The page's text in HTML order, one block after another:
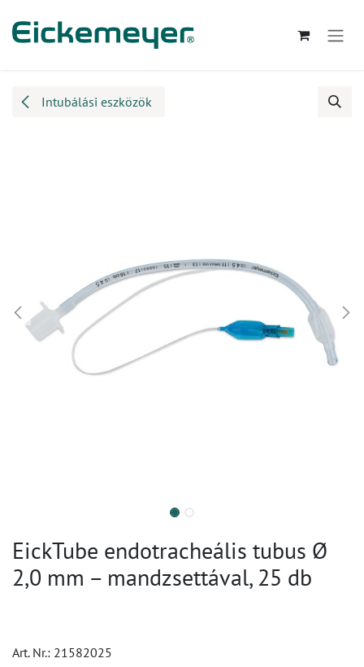
Intubálási eszközök
EickTube endotracheális tubus Ø
2,0 mm – mandzsettával, 25 db
Art. Nr.: 21582025